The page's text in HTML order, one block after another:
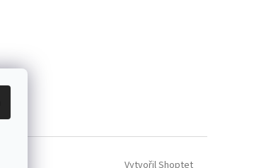
Vytvořil Shoptet